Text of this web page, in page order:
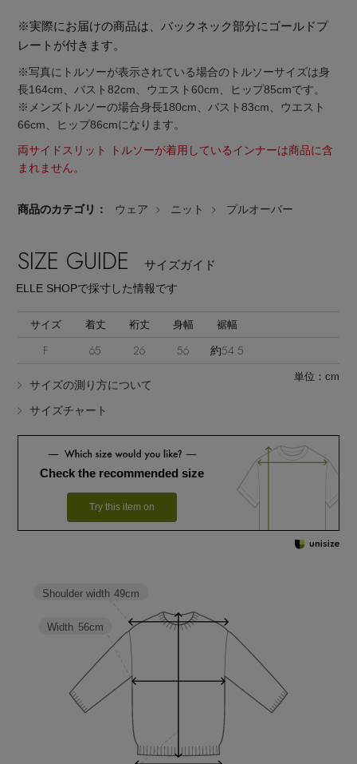
Stay inthe Loop
※実際にお届けの商品は、バックネック部分にゴールドプ
レートが付きます。
※写真にトルソーが表示されている場合のトルソーサイズは身
長164cm、バスト82cm、ウエスト60cm、ヒップ85cmです。
※メンズトルソーの場合身長180cm、バスト83cm、ウエスト
66cm、ヒップ86cmになります。
両サイドスリット トルソーが着用しているインナーは商品に含
まれません。
商品のカテゴリ： ウェア ニット プルオーバー
SIZE GUIDE サイズガイド
ELLE SHOPで採寸した情報です
サイズ 着丈 裄丈 身幅 裾幅
F 65 26 56 約54.5
サイズの測り方について
サイズチャート
単位：cm
Check the recommended size
Try this item on
Width 56cm
Shoulder width 49cm